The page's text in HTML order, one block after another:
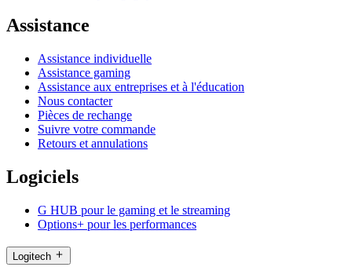
Assistance
Assistance individuelle
Assistance gaming
Assistance aux entreprises et à l'éducation
Nous contacter
Pièces de rechange
Suivre votre commande
Retours et annulations
Logiciels
G HUB pour le gaming et le streaming
Options+ pour les performances
Logitech